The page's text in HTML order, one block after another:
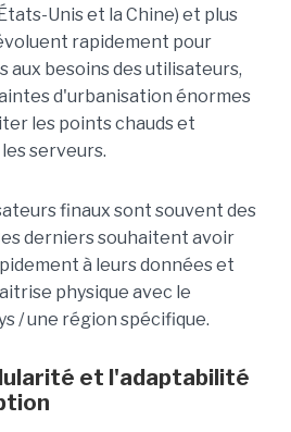
Unis et la Chine) et plus
rapidement pour
aux besoins des utilisateurs,
d'urbanisation énormes
les points chauds et
serveurs.
finaux sont souvent des
derniers souhaitent avoir
à leurs données et
physique avec le
/ une région spécifique.
et l'adaptabilité